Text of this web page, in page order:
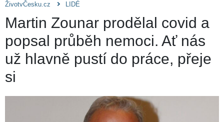
ŽivotvČesku.cz LIDÉ
Martin Zounar prodělal covid a
popsal průběh nemoci. Ať nás
už hlavně pustí do práce, přeje
si